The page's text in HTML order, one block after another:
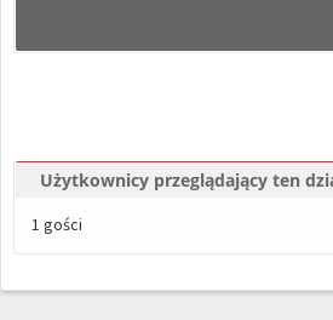
Użytkownicy przeglądający ten
1 gości